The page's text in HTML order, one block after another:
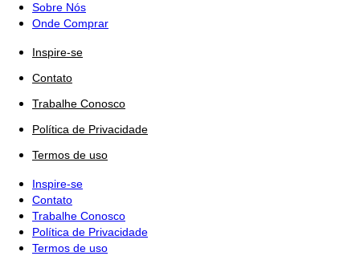
Sobre Nós
Onde Comprar
Inspire-se
Contato
Trabalhe Conosco
Política de Privacidade
Termos de uso
Inspire-se
Contato
Trabalhe Conosco
Política de Privacidade
Termos de uso